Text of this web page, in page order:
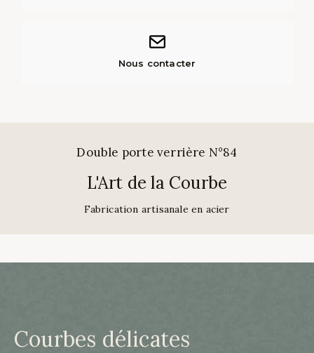
Nous contacter
Double porte verrière N°84
L'Art de la Courbe
Fabrication artisanale en acier
Courbes délicates